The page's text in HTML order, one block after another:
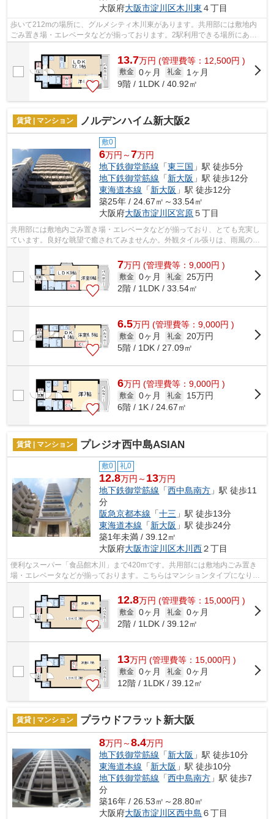
大阪府大阪市淀川区木川東 ４丁目
歩いて212mの場所に、グルメシティ木川東があります。共用部には敷地内
ごみ置き場・エレベータなどが揃っております。2駅利用できる場所にあ
13.7万円 (管理費等：12,500円 )
敷金 0ヶ月 礼金
1ヶ月
9階 / 1LDK / 40.92㎡
賃貸 | マンション ノルデンハイム新大阪2
敷0
6万円～7万円
地下鉄御堂筋線 「東三国 」駅 徒歩5分
地下鉄御堂筋線 「新大阪 」駅 徒歩12分
東海道本線 「新大阪 」駅 徒歩12分
築25年 / 24.67㎡～33.54㎡
大阪府大阪市淀川区宮原５丁目
共用部には敷地内ごみ置き場・エレベータなどが揃っており、とても充実し
ています。良好な眺望で癒されてみませんか。外観タイル張りは、雨風の侵
入を防ぎ骨組みを守ってくれます。通...
7万円 (管理費等：9,000円 )
敷金 0ヶ月 礼金 25万円
2階 / 1LDK / 33.54㎡
6.5万円 (管理費等：9,000円 )
敷金 0ヶ月 礼金 20万円
5階 / 1DK / 27.09㎡
6万円 (管理費等：9,000円 )
敷金 0ヶ月 礼金
15万円
6階 / 1K / 24.67㎡
賃貸 | マンション プレジオ西中島ASIAN
敷0 礼0
12.8万円～ 13万円
地下鉄御堂筋線 「西中島南方 」駅 徒歩11
分
阪急京都本線 「十三 」駅 徒歩13分
東海道本線 「新大阪 」駅 徒歩24分
築1年未満 / 39.12㎡
大阪府大阪市淀川区木川西２丁目
便利なスーパー「食品館木川」まで420mです。共用部には敷地内ごみ置き
場・エレベータなどが揃っております。こちらはマンションタイプになりま
す。2駅利用可能な物件なので、交通経路...
12.8万円 (管理費等：15,000円 )
敷金 0ヶ月 礼金 0ヶ月
2階 / 1LDK / 39.12㎡
13万円 (管理費等：15,000円 )
敷金 0ヶ月 礼金 0ヶ月
12階 / 1LDK / 39.12㎡
賃貸 | マンション プラウドフラット新大阪
8万円～8.4万円
地下鉄御堂筋線 「新大阪 」駅 徒歩10分
東海道本線 「新大阪 」駅 徒歩10分
地下鉄御堂筋線 「西中島南方 」駅 徒歩7
分
築16年 / 26.53㎡～28.80㎡
大阪府大阪市淀川区西中島 ６丁目